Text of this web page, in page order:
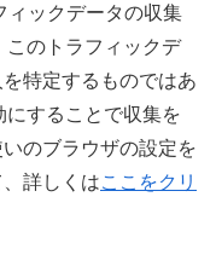
ィックデータの収集
のトラフィックデ
特定するものではあ
にすることで収集を
のブラウザの設定を
詳しくはここをクリ